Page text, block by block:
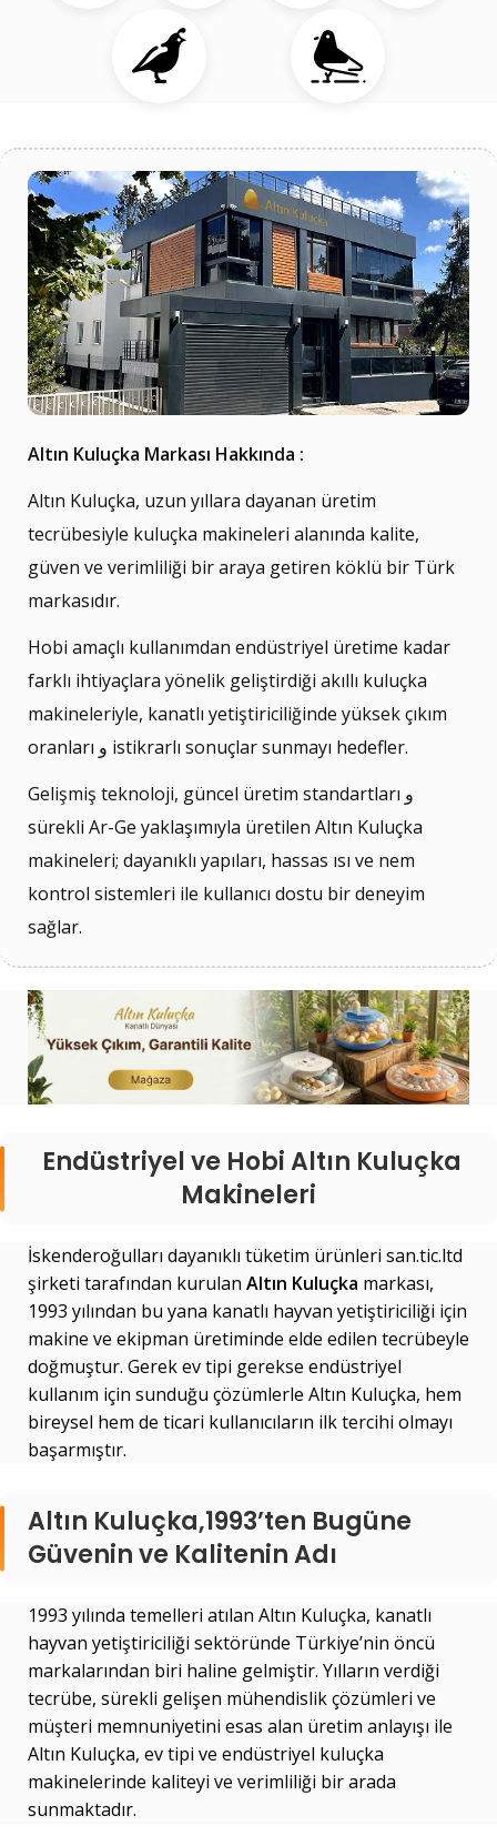
Altın Kuluçka Markası Hakkında :
Altın Kuluçka, uzun yıllara dayanan üretim
tecrübesiyle kuluçka makineleri alanında kalite,
güven ve verimliliği bir araya getiren köklü bir Türk
markasıdır.
Hobi amaçlı kullanımdan endüstriyel üretime kadar
farklı ihtiyaçlara yönelik geliştirdiği akıllı kuluçka
makineleriyle, kanatlı yetiştiriciliğinde yüksek çıkım
oranları و istikrarlı sonuçlar sunmayı hedefler.
Gelişmiş teknoloji, güncel üretim standartları و
sürekli Ar-Ge yaklaşımıyla üretilen Altın Kuluçka
makineleri; dayanıklı yapıları, hassas ısı ve nem
kontrol sistemleri ile kullanıcı dostu bir deneyim
sağlar.
Endüstriyel ve Hobi Altın Kuluçka
Makineleri
İskenderoğulları dayanıklı tüketim ürünleri san.tic.ltd
şirketi tarafından kurulan Altın Kuluçka markası,
1993 yılından bu yana kanatlı hayvan yetiştiriciliği için
makine ve ekipman üretiminde elde edilen tecrübeyle
doğmuştur. Gerek ev tipi gerekse endüstriyel
kullanım için sunduğu çözümlerle Altın Kuluçka, hem
bireysel hem de ticari kullanıcıların ilk tercihi olmayı
başarmıştır.
Altın Kuluçka,1993’ten Bugüne
Güvenin ve Kalitenin Adı
1993 yılında temelleri atılan Altın Kuluçka, kanatlı
hayvan yetiştiriciliği sektöründe Türkiye’nin öncü
markalarından biri haline gelmiştir. Yılların verdiği
tecrübe, sürekli gelişen mühendislik çözümleri ve
müşteri memnuniyetini esas alan üretim anlayışı ile
Altın Kuluçka, ev tipi ve endüstriyel kuluçka
makinelerinde kaliteyi ve verimliliği bir arada
sunmaktadır.